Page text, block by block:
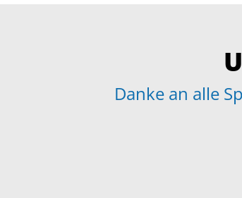
Danke an alle